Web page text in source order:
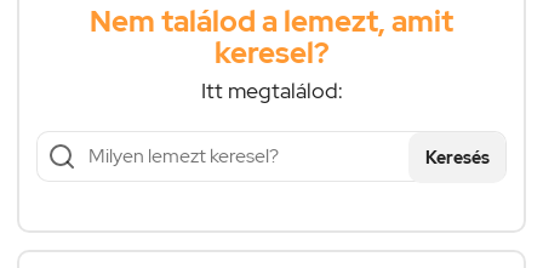
Nem találod a lemezt, amit
keresel?
Itt megtalálod:
Keresés